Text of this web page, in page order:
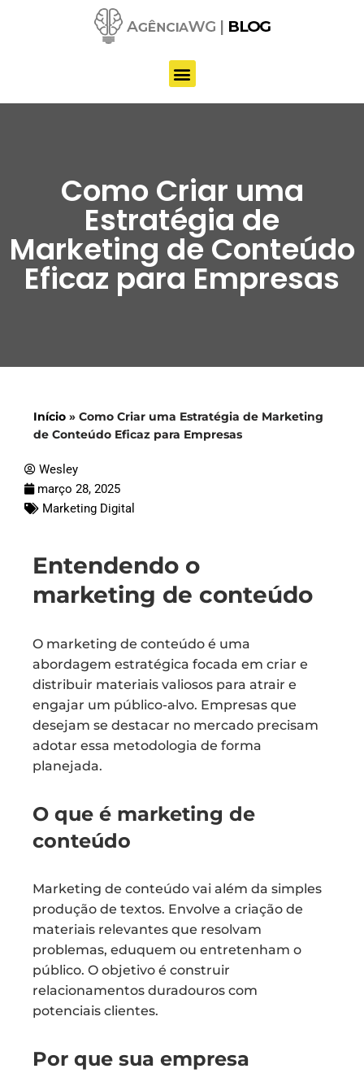
conteúdo
Como Criar uma
Estratégia de
Marketing de Conteúdo
Eficaz para Empresas
Início » Como Criar uma Estratégia de Marketing
de Conteúdo Eficaz para Empresas
Wesley
março 28, 2025
Marketing Digital
Entendendo o
marketing de conteúdo
O marketing de conteúdo é uma
abordagem estratégica focada em criar e
distribuir materiais valiosos para atrair e
engajar um público-alvo. Empresas que
desejam se destacar no mercado precisam
adotar essa metodologia de forma
planejada.
O que é marketing de
conteúdo
Marketing de conteúdo vai além da simples
produção de textos. Envolve a criação de
materiais relevantes que resolvam
problemas, eduquem ou entretenham o
público. O objetivo é construir
relacionamentos duradouros com
potenciais clientes.
Por que sua empresa